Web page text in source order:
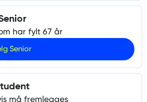
har fylt 67 år
Senior
må fremlegges